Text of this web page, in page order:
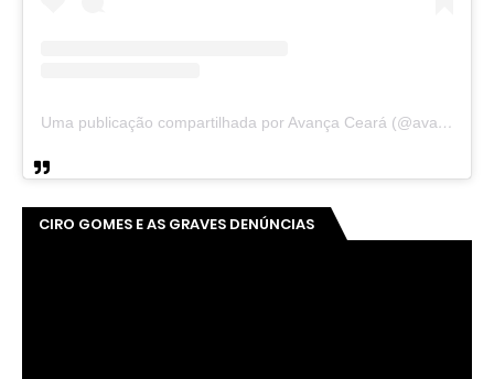
Uma publicação compartilhada por Avança Ceará (@avancaceara)
CIRO GOMES E AS GRAVES DENÚNCIAS